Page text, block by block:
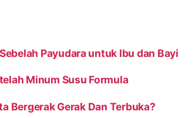
Payudara untuk Ibu dan Bayi
Minum Susu Formula
Bergerak Gerak Dan Terbuka?